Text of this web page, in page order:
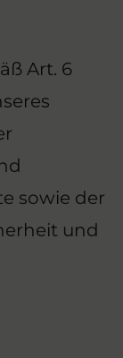
Art. 6
sowie der
und